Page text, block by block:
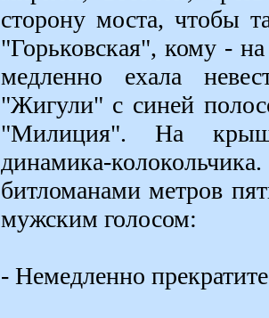
сторону моста, чтобы
"Горьковская", кому -
медленно ехала
"Жигули" с синей
"Милиция". На
динамика-
битломанами метров
мужским голосом:
- Немедленно